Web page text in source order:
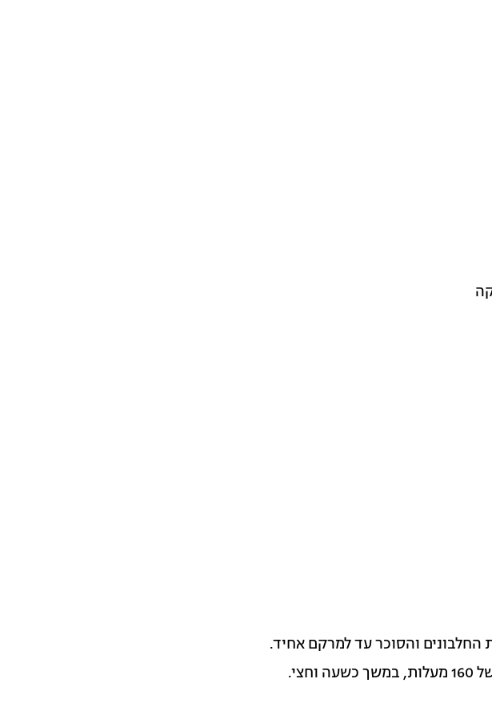
והסוכר עד למרקם אחיד.